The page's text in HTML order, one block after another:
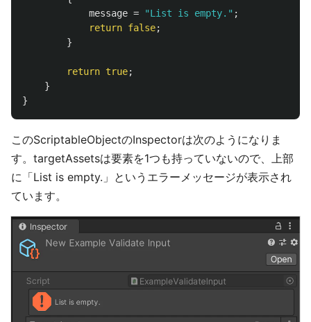
message = "List is empty." ;
return false;
}
return true;
}
}
このScriptableObjectのInspectorは次のようになりま
す。targetAssetsは要素を1つも持っていないので、上部
に「List is empty.」というエラーメッセージが表示され
ています。